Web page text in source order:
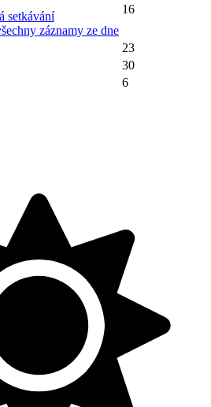
setkávání
záznamy ze dne
16
23
30
6